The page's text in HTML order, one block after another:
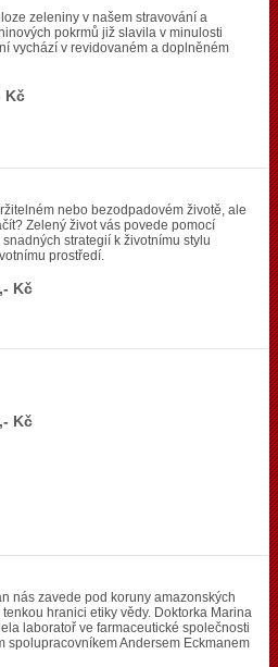
zeleniny v našem stravování a
pokrmů již slavila v minulosti
vychází v revidovaném a doplněném
Kč
nebo bezodpadovém životě, ale
Zelený život vás povede pomocí
strategií k životnímu stylu
prostředí.
Kč
Kč
nás zavede pod koruny amazonských
hranici etiky vědy. Doktorka Marina
laboratoř ve farmaceutické společnosti
spolupracovníkem Andersem Eckmanem